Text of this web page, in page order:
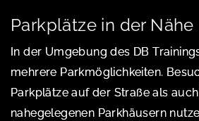
Parkplätze in der Nähe
In der Umgebung des DB
mehrere Parkmöglichkeiten.
Parkplätze auf der Straße als
nahegelegenen Parkhäusern